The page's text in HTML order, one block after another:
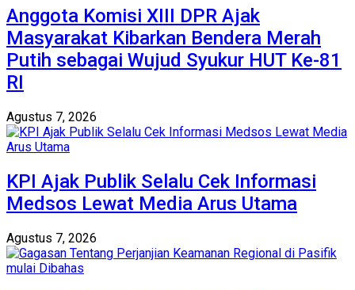
Anggota Komisi XIII DPR Ajak
Masyarakat Kibarkan Bendera Merah
Putih sebagai Wujud Syukur HUT Ke-81
RI
Agustus 7, 2026
KPI Ajak Publik Selalu Cek Informasi
Medsos Lewat Media Arus Utama
Agustus 7, 2026